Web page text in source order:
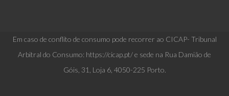
Em caso de conflito de consumo pode recorrer ao CICAP- Tribunal
Arbitral do Consumo: https://cicap.pt/ e sede na Rua Damião de
Góis, 31, Loja 6, 4050-225 Porto.